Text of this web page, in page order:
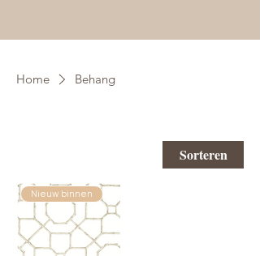
Home Behang
Sorteren
Nieuw binnen